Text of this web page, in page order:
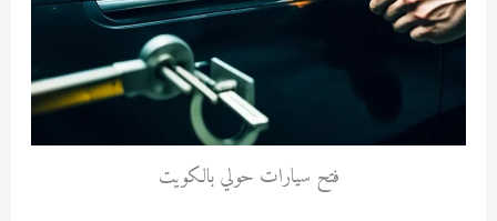
فتح سيارات حولي بالكويت